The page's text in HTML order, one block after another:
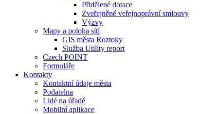
Přidělené dotace
Zveřejněné veřejnoprávní smlouvy
Výzvy
Mapy a poloha sítí
GIS města Roztoky
Služba Utility report
Czech POINT
Formuláře
Kontakty
Kontaktní údaje města
Podatelna
Lidé na úřadě
Mobilní aplikace